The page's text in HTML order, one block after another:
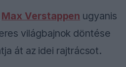
Max Verstappen ugyanis
világbajnok döntése
át az idei rajtrácsot.